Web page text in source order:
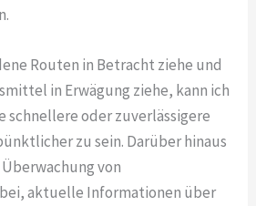
Routen in Betracht ziehe und
in Erwägung ziehe, kann ich
schnellere oder zuverlässigere
zu sein. Darüber hinaus
von
aktuelle Informationen über